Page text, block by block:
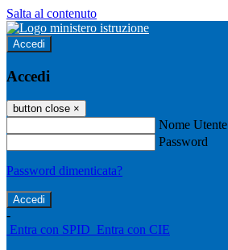
Salta al contenuto
Accedi
Accedi
button close ×
Nome Utente
Password
Password dimenticata?
-
Entra con SPID Entra con CIE